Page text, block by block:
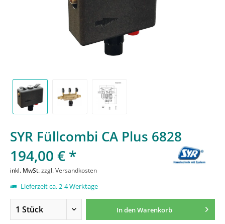
SYR Füllcombi CA Plus 6828
194,00 € *
inkl. MwSt.zzgl. Versandkosten
Lieferzeit ca. 2-4 Werktage
In denWarenkorb